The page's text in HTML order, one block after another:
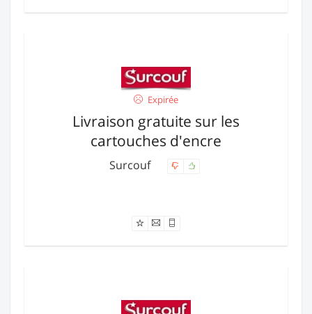
Expirée
Livraison gratuite sur les
cartouches d'encre
Surcouf